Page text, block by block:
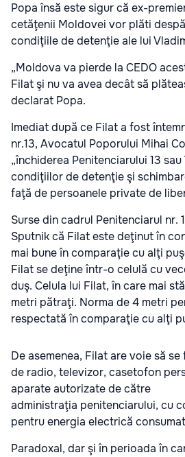
Popa însă este sigur că ex-
cetăţenii Moldovei vor plăti
condiţiile de detenţie ale lui
„Moldova va pierde la CEDO
Filat şi nu va avea decât să
declarat Popa.
Imediat după ce Filat a fost
nr.13, Avocatul Poporului Mihai
„închiderea Penitenciarului 13
condiţiilor de detenţie şi
faţă de persoanele private de
Surse din cadrul Penitenciarul nr.
Sputnik că Filat este deţinut în
mai bune în comparaţie cu alţi
Filat se deţine într-o celulă cu
duş. Celula lui Filat, în care mai
metri pătraţi. Norma de 4 metri
respectată în comparaţie cu alţi
De asemenea, Filat are voie să
de radio, televizor, casetofon
aparate autorizate de către
administraţia penitenciarului, cu
pentru energia electrică
Paradoxal, dar şi în perioada în